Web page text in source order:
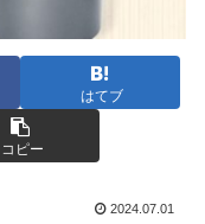
はてブ
コピー
2024.07.01